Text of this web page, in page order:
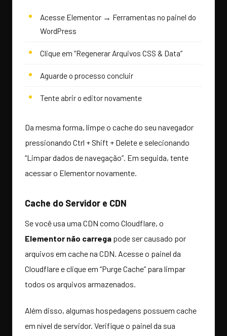
Acesse Elementor → Ferramentas no painel do
WordPress
Clique em “Regenerar Arquivos CSS & Data”
Aguarde o processo concluir
Tente abrir o editor novamente
Da mesma forma, limpe o cache do seu navegador
pressionando Ctrl + Shift + Delete e selecionando
“Limpar dados de navegação”. Em seguida, tente
acessar o Elementor novamente.
Cache do Servidor e CDN
Se você usa uma CDN como Cloudflare, o
Elementor não carrega pode ser causado por
arquivos em cache na CDN. Acesse o painel da
Cloudflare e clique em “Purge Cache” para limpar
todos os arquivos armazenados.
Além disso, algumas hospedagens possuem cache
em nível de servidor. Verifique o painel da sua